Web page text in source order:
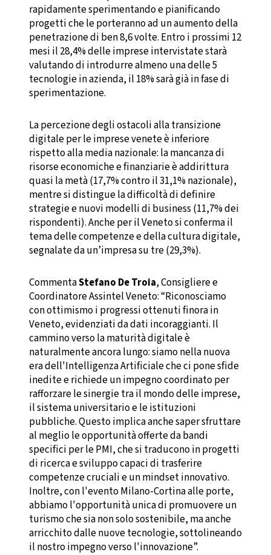
rapidamente sperimentando e pianificando
progetti che le porteranno ad un aumento della
penetrazione di ben 8,6 volte. Entro i prossimi 12
mesi il 28,4% delle imprese intervistate starà
valutando di introdurre almeno una delle 5
tecnologie in azienda, il 18% sarà già in fase di
sperimentazione.
La percezione degli ostacoli alla transizione
digitale per le imprese venete è inferiore
rispetto alla media nazionale: la mancanza di
risorse economiche e finanziarie è addirittura
quasi la metà (17,7% contro il 31,1% nazionale),
mentre si distingue la difficoltà di definire
strategie e nuovi modelli di business (11,7% dei
rispondenti). Anche per il Veneto si conferma il
tema delle competenze e della cultura digitale,
segnalate da un’impresa su tre (29,3%).
CommentaStefano De Troia, Consigliere e
Coordinatore Assintel Veneto: “Riconosciamo
con ottimismo i progressi ottenuti finora in
Veneto, evidenziati da dati incoraggianti. Il
cammino verso la maturità digitale è
naturalmente ancora lungo: siamo nella nuova
era dell'Intelligenza Artificiale che ci pone sfide
inedite e richiede un impegno coordinato per
rafforzare le sinergie tra il mondo delle imprese,
il sistema universitario e le istituzioni
pubbliche. Questo implica anche saper sfruttare
al meglio le opportunità offerte da bandi
specifici per le PMI, che si traducono in progetti
di ricerca e sviluppo capaci di trasferire
competenze cruciali e un mindset innovativo.
Inoltre, con l'evento Milano-Cortina alle porte,
abbiamo l'opportunità unica di promuovere un
turismo che sia non solo sostenibile, ma anche
arricchito dalle nuove tecnologie, sottolineando
il nostro impegno verso l'innovazione”.